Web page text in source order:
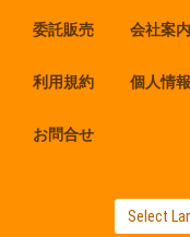
委託販売 会社案内
利用規約 個人情
お問合せ